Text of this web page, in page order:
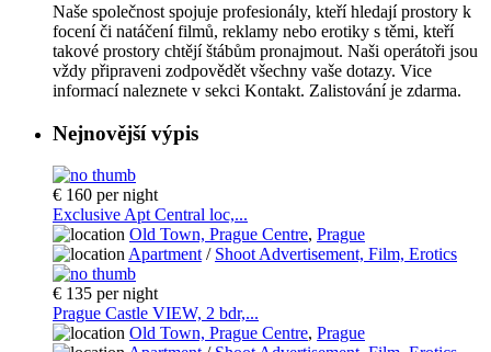
Naše společnost spojuje profesionály, kteří hledají prostory k
focení či natáčení filmů, reklamy nebo erotiky s těmi, kteří
takové prostory chtějí štábům pronajmout. Naši operátoři jsou
vždy připraveni zodpovědět všechny vaše dotazy. Vice
informací naleznete v sekci Kontakt. Zalistování je zdarma.
Nejnovější výpis
€ 160 per night
Exclusive Apt Central loc,...
Old Town, Prague Centre, Prague
Apartment / Shoot Advertisement, Film, Erotics
€ 135 per night
Prague Castle VIEW, 2 bdr,...
Old Town, Prague Centre, Prague